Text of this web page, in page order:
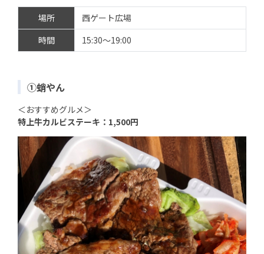
場所
西ゲート広場
時間
15:30～19:00
①蛸やん
＜おすすめグルメ＞
特上牛カルビステーキ：1,500円